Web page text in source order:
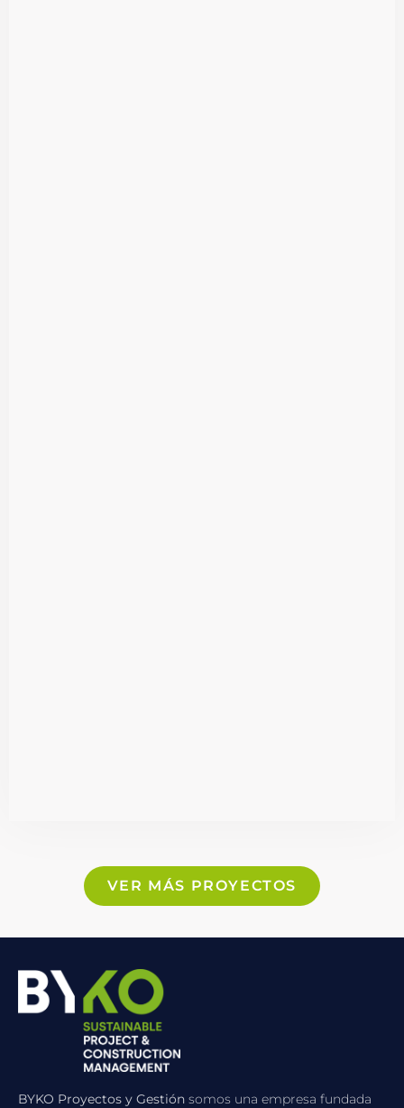
VER MÁS PROYECTOS
BYKO Proyectos y Gestión somos una empresa fundada